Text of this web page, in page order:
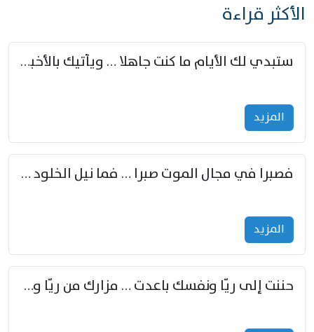
الأكثر قراءة
ستبدي لك الأيام ما كنت جاهلا … ويأتيك بالأخبار من لم تزوّد
المزید
فصبرا في مجال الموت صبرا … فما نيل الخلود بمستطاع
المزید
حننت إلى ريّا ونفسك باعدت … مزارك من ريّا وشعباكما معا